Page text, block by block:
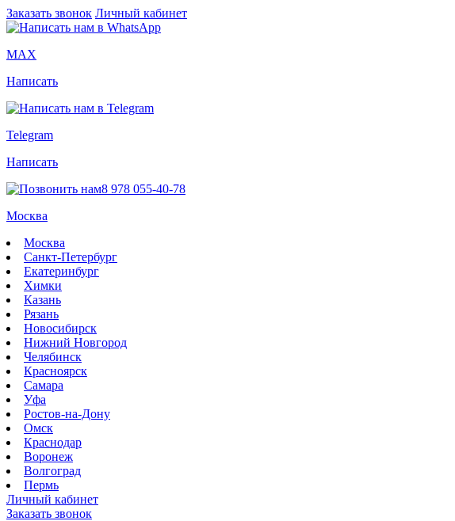
Заказать звонок Личный кабинет
MAX
Написать
Telegram
Написать
8 978 055-40-78
Москва
Москва
Санкт-Петербург
Екатеринбург
Химки
Казань
Рязань
Новосибирск
Нижний Новгород
Челябинск
Красноярск
Самара
Уфа
Ростов-на-Дону
Омск
Краснодар
Воронеж
Волгоград
Пермь
Личный кабинет
Заказать звонок